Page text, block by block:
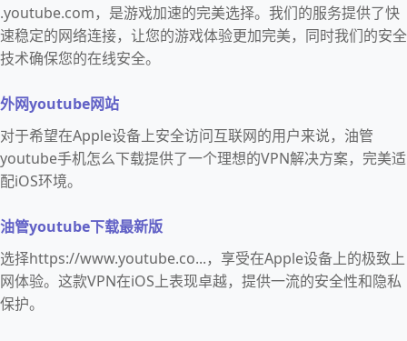
.youtube.com，是游戏加速的完美选择。我们的服务提供了快
速稳定的网络连接，让您的游戏体验更加完美，同时我们的安全
技术确保您的在线安全。
外网youtube网站
对于希望在Apple设备上安全访问互联网的用户来说，油管
youtube手机怎么下载提供了一个理想的VPN解决方案，完美适
配iOS环境。
油管youtube下载最新版
选择https://www.youtube.co...，享受在Apple设备上的极致上
网体验。这款VPN在iOS上表现卓越，提供一流的安全性和隐私
保护。